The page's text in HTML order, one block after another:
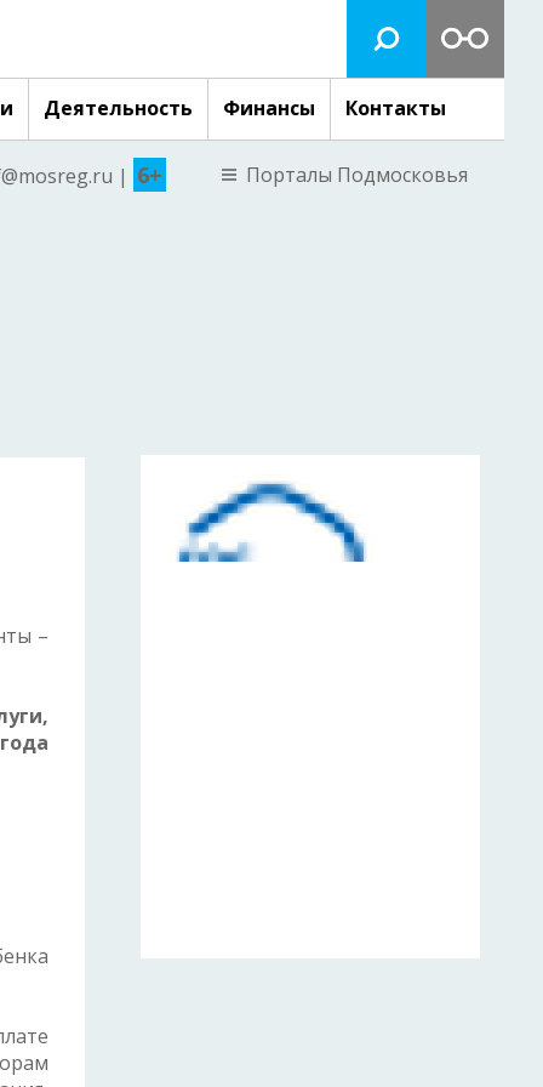
Деятельность Финансы Контакты
| 6+ Порталы Подмосковья
–